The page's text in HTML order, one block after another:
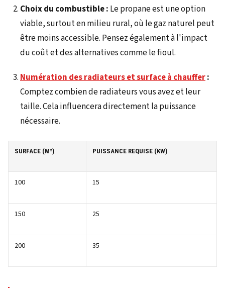
Choix du combustible : Le propane est une option
viable, surtout en milieu rural, où le gaz naturel peut
être moins accessible. Pensez également à l'impact
du coût et des alternatives comme le fioul.
Numération des radiateurs et surface à chauffer:
Comptez combien de radiateurs vous avez et leur
taille. Cela influencera directement la puissance
nécessaire.
SURFACE (M²) PUISSANCE REQUISE (KW)
100 15
150 25
200 35